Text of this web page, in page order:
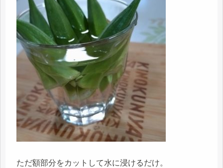
ただ額部分をカットして水に浸けるだけ。